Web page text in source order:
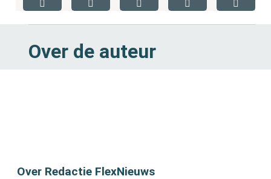
Over de auteur
Over Redactie FlexNieuws